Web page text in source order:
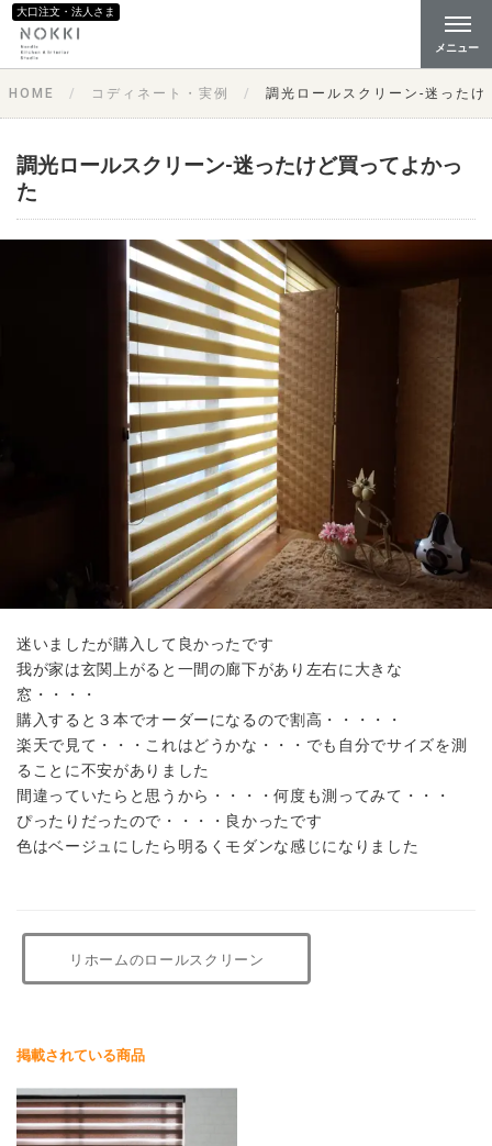
大口注文・法人さま
メニュー
HOME コディネート・実例 調光ロールスクリーン-迷ったけ
調光ロールスクリーン-迷ったけど買ってよかっ
た
迷いましたが購入して良かったです
我が家は玄関上がると一間の廊下があり左右に大きな
窓・・・・
購入すると３本でオーダーになるので割高・・・・・
楽天で見て・・・これはどうかな・・・でも自分でサイズを測
ることに不安がありました
間違っていたらと思うから・・・・何度も測ってみて・・・
ぴったりだったので・・・・良かったです
色はベージュにしたら明るくモダンな感じになりました
リホームのロールスクリーン
掲載されている商品